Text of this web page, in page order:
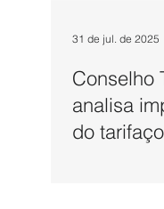
Conselho
analisa
do
31 de jul. de 2025